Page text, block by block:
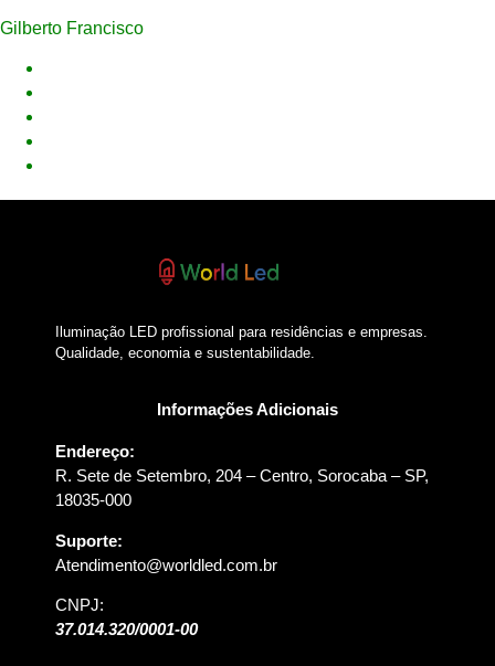
Gilberto Francisco
Iluminação LED profissional para residências e empresas.
Qualidade, economia e sustentabilidade.
Informações Adicionais
Endereço:
R. Sete de Setembro, 204 – Centro, Sorocaba – SP,
18035-000
Suporte:
Atendimento@worldled.com.br
CNPJ:
37.014.320/0001-00